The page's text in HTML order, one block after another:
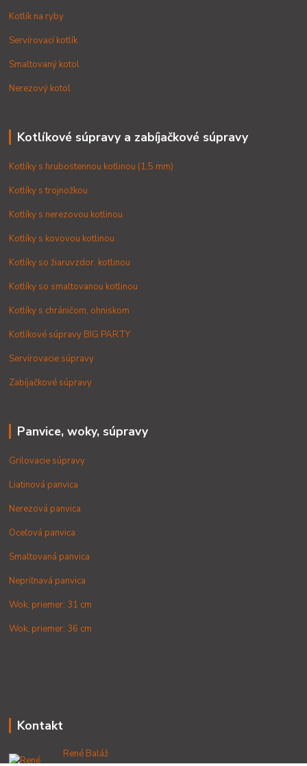
Kotlík na ryby
Servírovací kotlík
Smaltovaný kotol
Nerezový kotol
Kotlíkové súpravy a zabíjačkové súpravy
Kotlíky s hrubostennou kotlinou (1,5 mm)
Kotlíky s trojnožkou
Kotlíky s nerezovou kotlinou
Kotlíky s kovovou kotlinou
Kotlíky so žiaruvzdor. kotlinou
Kotlíky so smaltovanou kotlinou
Kotlíky s chráničom, ohniskom
Kotlíkové súpravy BIG PARTY
Servírovacie súpravy
Zabíjačkové súpravy
Panvice, woky, súpravy
Grilovacie súpravy
Liatinová panvica
Nerezová panvica
Oceľová panvica
Smaltovaná panvica
Nepriľnavá panvica
Wok, priemer: 31 cm
Wok, priemer: 36 cm
Kontakt
René Baláž